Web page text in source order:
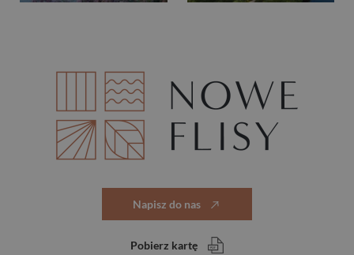
Napisz do nas
Pobierz kartę